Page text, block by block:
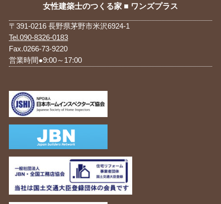
女性建築士のつくる家 ■ ワンズプラス
〒391-0216 長野県茅野市米沢6924-1
Tel.090-8326-0183
Fax.0266-73-9220
営業時間●9:00～17:00